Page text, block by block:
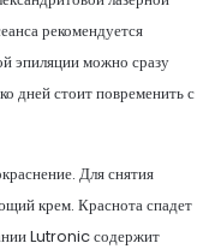
рекомендуется
эпиляции можно сразу
дней стоит повременить с
Для снятия
крем. Краснота спадет
Lutronic содержит